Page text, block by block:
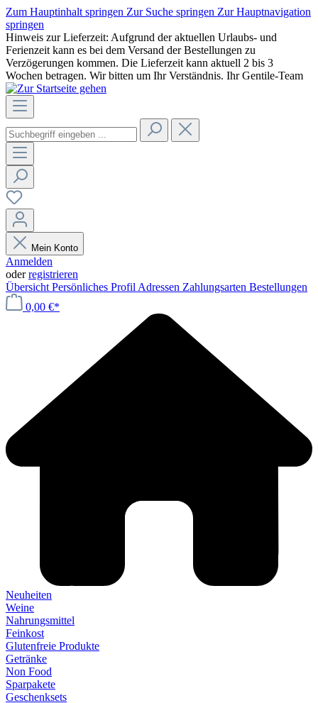
Zum Hauptinhalt springen Zur Suche springen Zur Hauptnavigation
springen
Hinweis zur Lieferzeit: Aufgrund der aktuellen Urlaubs- und
Ferienzeit kann es bei dem Versand der Bestellungen zu
Verzögerungen kommen. Die Lieferzeit kann aktuell 2 bis 3
Wochen betragen. Wir bitten um Ihr Verständnis. Ihr Gentile-Team
Mein Konto
Anmelden
oderregistrieren
Übersicht Persönliches Profil Adressen Zahlungsarten Bestellungen
0,00 €*
Neuheiten
Weine
Nahrungsmittel
Feinkost
Glutenfreie Produkte
Getränke
Non Food
Sparpakete
Geschenksets